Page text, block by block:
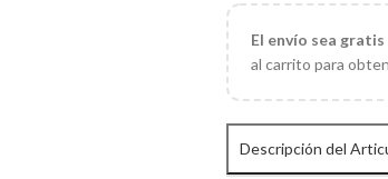
El envío sea
al carrito para
Descripción del